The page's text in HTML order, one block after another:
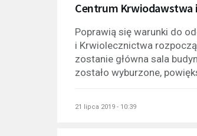
Centrum Krwiodawstwa
Poprawią się warunki do
i Krwiolecznictwa
zostanie główna sala
zostało wyburzone,
21 lipca 2019 - 10:39